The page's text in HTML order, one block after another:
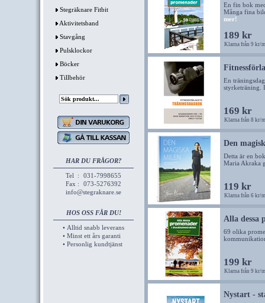
Stegräknare Fitbit
Aktivitetsband
Stavgång
Pulsklockor
Böcker
Tillbehör
HAR DU FRÅGOR?
Tel :
031-7998655
Fax :
073-5276392
info@stegraknare.se
HOS OSS FÅR DU!
• Alltid snabb leverans
• Minst ett års garanti
• Personlig kundtjänst
En fin bok
Många fina
mer!
189 kr
Klarna från 9 kr/
En
styrketräning.
169 kr
Klarna från 8 kr/
Den
Detta är en
Maria Akraka
119 kr
Klarna från 6 kr/
Alla dessa
69 olika
199 kr
Klarna från 9 kr/
Nystart -